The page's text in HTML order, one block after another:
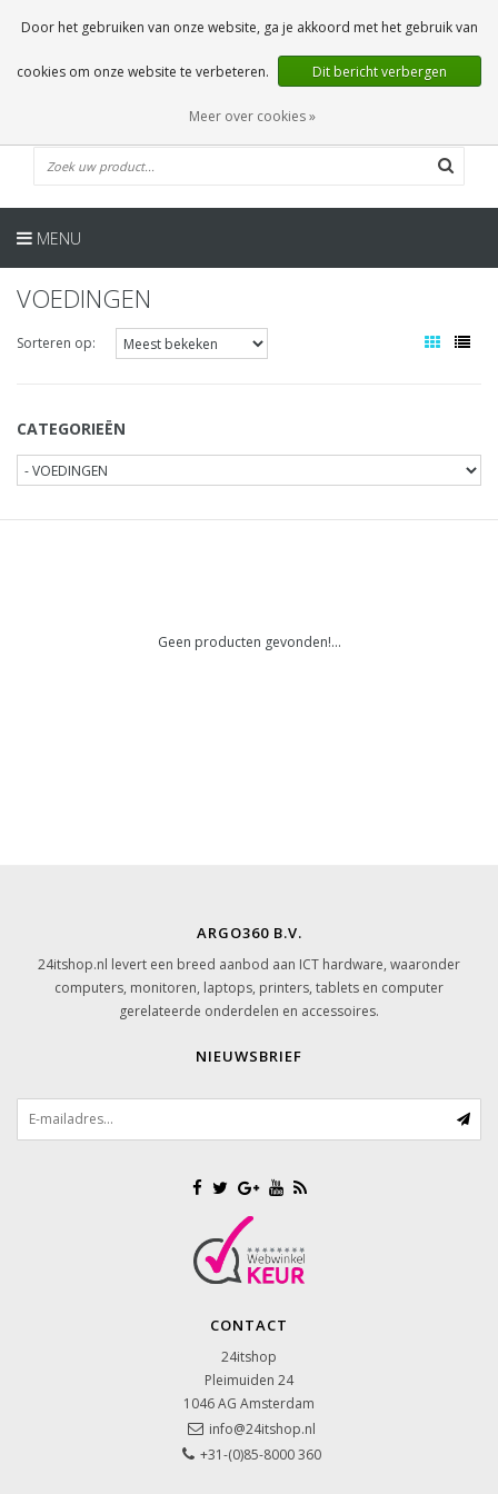
0 Artikelen
NL
MENU
VOEDINGEN
Sorteren op:
CATEGORIEËN
Geen producten gevonden!...
ARGO360 B.V.
24itshop.nl levert een breed aanbod aan ICT hardware, waaronder
computers, monitoren, laptops, printers, tablets en computer
gerelateerde onderdelen en accessoires.
NIEUWSBRIEF
CONTACT
24itshop
Pleimuiden 24
1046 AG Amsterdam
info@24itshop.nl
+31-(0)85-8000 360
Door het gebruiken van onze website, ga je akkoord met het gebruik van
cookies om onze website te verbeteren. Dit bericht verbergen
Meer over cookies »